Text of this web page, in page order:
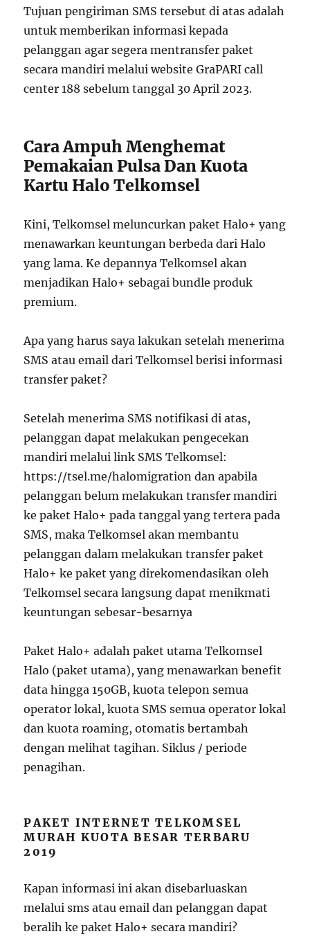
Tujuan pengiriman SMS tersebut di atas adalah
untuk memberikan informasi kepada
pelanggan agar segera mentransfer paket
secara mandiri melalui website GraPARI call
center 188 sebelum tanggal 30 April 2023.
Cara Ampuh Menghemat
Pemakaian Pulsa Dan Kuota
Kartu Halo Telkomsel
Kini, Telkomsel meluncurkan paket Halo+ yang
menawarkan keuntungan berbeda dari Halo
yang lama. Ke depannya Telkomsel akan
menjadikan Halo+ sebagai bundle produk
premium.
Apa yang harus saya lakukan setelah menerima
SMS atau email dari Telkomsel berisi informasi
transfer paket?
Setelah menerima SMS notifikasi di atas,
pelanggan dapat melakukan pengecekan
mandiri melalui link SMS Telkomsel:
https://tsel.me/halomigration dan apabila
pelanggan belum melakukan transfer mandiri
ke paket Halo+ pada tanggal yang tertera pada
SMS, maka Telkomsel akan membantu
pelanggan dalam melakukan transfer paket
Halo+ ke paket yang direkomendasikan oleh
Telkomsel secara langsung dapat menikmati
keuntungan sebesar-besarnya
Paket Halo+ adalah paket utama Telkomsel
Halo (paket utama), yang menawarkan benefit
data hingga 150GB, kuota telepon semua
operator lokal, kuota SMS semua operator lokal
dan kuota roaming, otomatis bertambah
dengan melihat tagihan. Siklus / periode
penagihan.
PAKET INTERNET TELKOMSEL
MURAH KUOTA BESAR TERBARU
2019
Kapan informasi ini akan disebarluaskan
melalui sms atau email dan pelanggan dapat
beralih ke paket Halo+ secara mandiri?